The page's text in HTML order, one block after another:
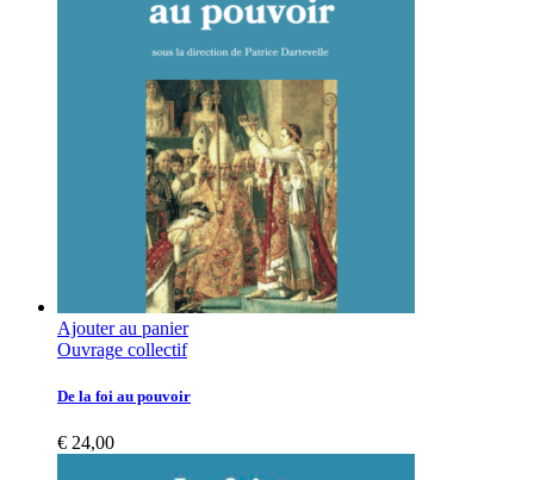
Ajouter au panier
Ouvrage collectif
De la foi au pouvoir
€ 24,00